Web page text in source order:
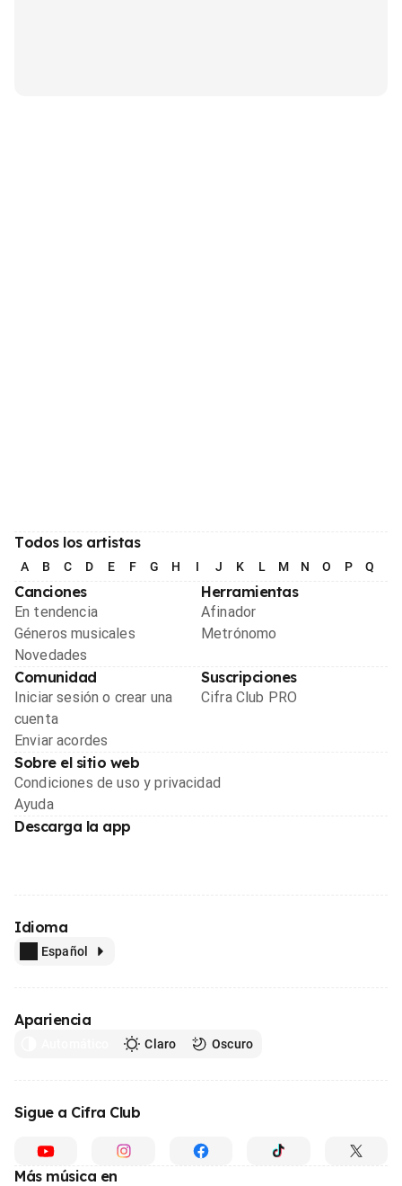
Todos los artistas
A B C D E F G H I J K L M N O P Q
Canciones
En tendencia
Géneros musicales
Novedades
Herramientas
Afinador
Metrónomo
Comunidad
Iniciar sesión o crear una
cuenta
Enviar acordes
Suscripciones
Cifra Club PRO
Sobre el sitio web
Condiciones de uso y privacidad
Ayuda
Descarga la app
Idioma
Español
Apariencia
Claro Oscuro
Sigue a Cifra Club
Más música en